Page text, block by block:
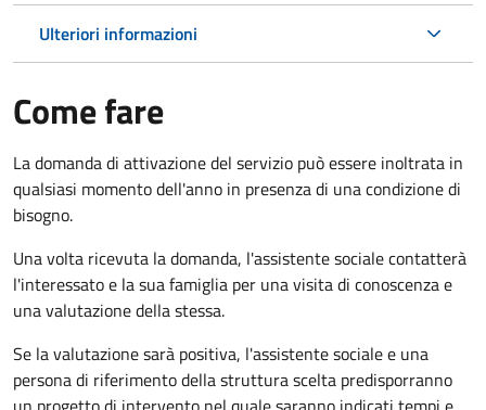
Ulteriori informazioni
Come fare
La domanda di attivazione del servizio può essere inoltrata in
qualsiasi momento dell'anno in presenza di una condizione di
bisogno.
Una volta ricevuta la domanda, l'assistente sociale contatterà
l'interessato e la sua famiglia per una visita di conoscenza e
una valutazione della stessa.
Se la valutazione sarà positiva, l'assistente sociale e una
persona di riferimento della struttura scelta predisporranno